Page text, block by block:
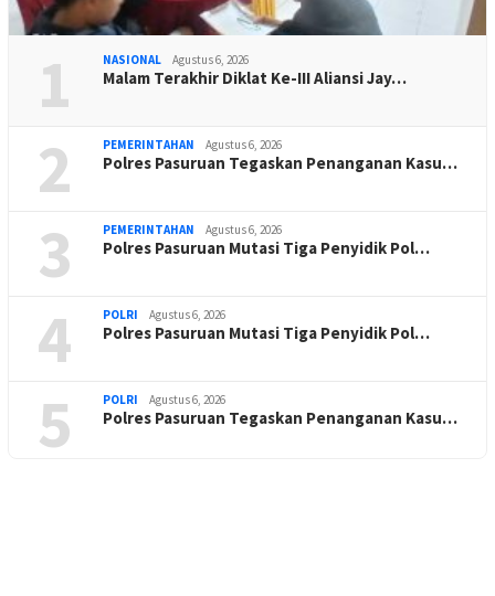
1 NASIONAL Agustus 6, 2026
Malam Terakhir Diklat Ke-III Aliansi Jay…
2 PEMERINTAHAN Agustus 6, 2026
Polres Pasuruan Tegaskan Penanganan Kasu…
3 PEMERINTAHAN Agustus 6, 2026
Polres Pasuruan Mutasi Tiga Penyidik Pol…
4 POLRI Agustus 6, 2026
Polres Pasuruan Mutasi Tiga Penyidik Pol…
5 POLRI Agustus 6, 2026
Polres Pasuruan Tegaskan Penanganan Kasu…